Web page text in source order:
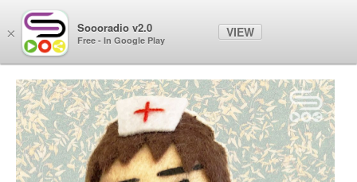
Soooradio
× Soooradio v2.0
Free - In Google Play
VIEW